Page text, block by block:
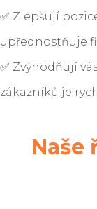
✅ Zlepšují
upřednostňuje
✅ Zvýhodňují
zákazníků je
Naše